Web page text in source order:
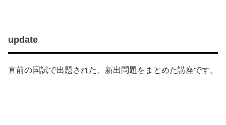
update
直前の国試で出題された、新出問題をまとめた講座です。